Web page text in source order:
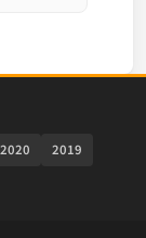
2020
2019